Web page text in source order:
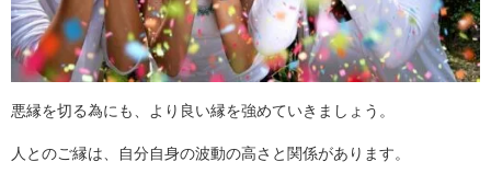
悪縁を切る為にも、より良い縁を強めていきましょう。
人とのご縁は、自分自身の波動の高さと関係があります。